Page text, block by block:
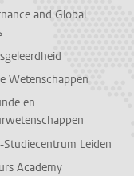
and Global
Wetenschappen
en
Studiecentrum Leiden
Academy